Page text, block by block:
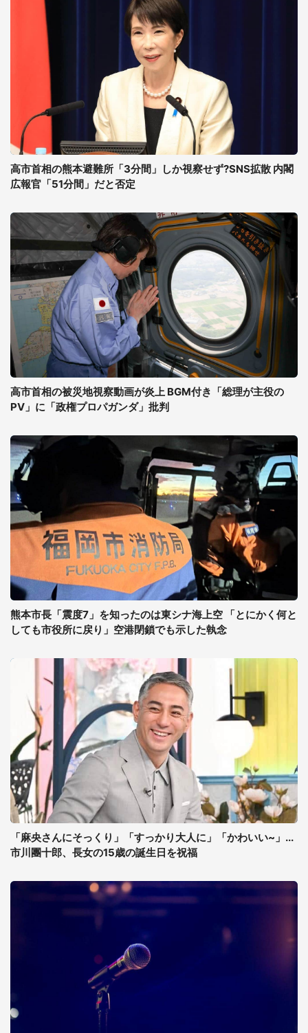
高市首相の熊本避難所「3分間」しか視察せず?SNS拡散 内閣
広報官「51分間」だと否定
高市首相の被災地視察動画が炎上 BGM付き「総理が主役の
PV」に「政権プロパガンダ」批判
熊本市長「震度7」を知ったのは東シナ海上空 「とにかく何と
しても市役所に戻り」空港閉鎖でも示した執念
「麻央さんにそっくり」「すっかり大人に」「かわいい~」...
市川團十郎、長女の15歳の誕生日を祝福